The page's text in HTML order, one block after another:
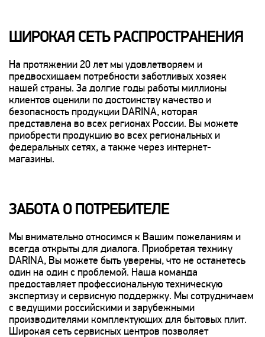
ШИРОКАЯ СЕТЬ РАСПРОСТРАНЕНИЯ
На протяжении 20 лет мы удовлетворяем и
предвосхищаем потребности заботливых хозяек
нашей страны. За долгие годы работы миллионы
клиентов оценили по достоинству качество и
безопасность продукции DARINA, которая
представлена во всех регионах России. Вы можете
приобрести продукцию во всех региональных и
федеральных сетях, а также через интернет-
магазины.
ЗАБОТА О ПОТРЕБИТЕЛЕ
Мы внимательно относимся к Вашим пожеланиям и
всегда открыты для диалога. Приобретая технику
DARINA, Вы можете быть уверены, что не останетесь
один на один с проблемой. Наша команда
предоставляет профессиональную техническую
экспертизу и сервисную поддержку. Мы сотрудничаем
с ведущими российскими и зарубежными
производителями комплектующих для бытовых плит.
Широкая сеть сервисных центров позволяет